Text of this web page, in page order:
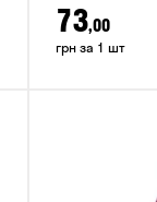
73,00
грн за 1 шт